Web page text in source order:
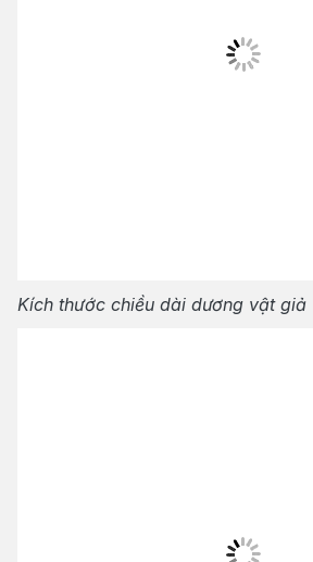
Kích thước chiều dài dương vật giả